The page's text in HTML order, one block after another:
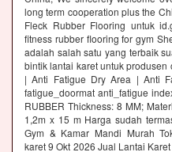
long term cooperation plus the
Fleck Rubber Flooring untuk
fitness rubber flooring for gym
adalah salah satu yang terbaik
bintik lantai karet untuk
| Anti Fatigue Dry Area | Anti
fatigue_doormat anti_fatigue
RUBBER Thickness: 8 MM;
1,2m x 15 m Harga sudah
Gym & Kamar Mandi Murah
karet 9 Okt 2026 Jual Lantai